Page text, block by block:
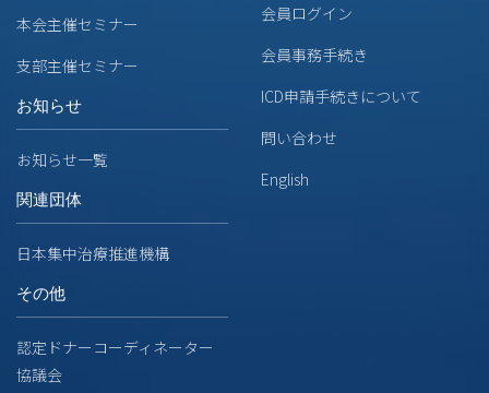
本会主催セミナー
支部主催セミナー
お知らせ
お知らせ一覧
関連団体
日本集中治療推進機構
その他
認定ドナーコーディネーター
協議会
会員ログイン
会員事務手続き
ICD申請手続きについて
問い合わせ
English